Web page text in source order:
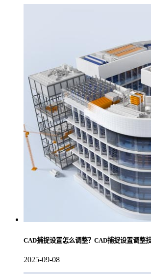
CAD捕捉设置怎么调整？CAD捕捉设置调整
2025-09-08